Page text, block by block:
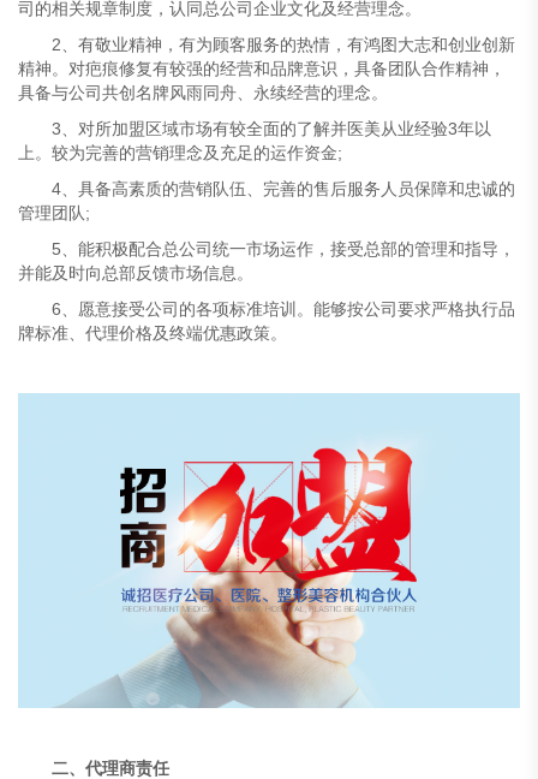
司的相关规章制度，认同总公司企业文化及经营理念。
2、有敬业精神，有为顾客服务的热情，有鸿图大志和创业创新
精神。对疤痕修复有较强的经营和品牌意识，具备团队合作精神，
具备与公司共创名牌风雨同舟、永续经营的理念。
3、对所加盟区域市场有较全面的了解并医美从业经验3年以
上。较为完善的营销理念及充足的运作资金;
4、具备高素质的营销队伍、完善的售后服务人员保障和忠诚的
管理团队;
5、能积极配合总公司统一市场运作，接受总部的管理和指导，
并能及时向总部反馈市场信息。
6、愿意接受公司的各项标准培训。能够按公司要求严格执行品
牌标准、代理价格及终端优惠政策。
二、代理商责任